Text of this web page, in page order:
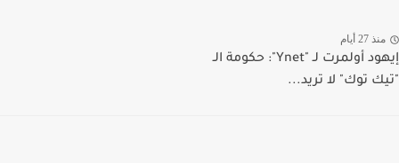
منذ 27 أيام
إيهود أولمرت لـ "Ynet": حكومة الـ
"تيك توك" لا تريد...